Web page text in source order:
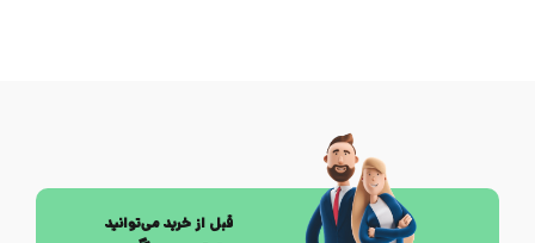
قبل از خرید می‌توانید